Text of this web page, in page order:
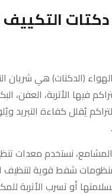
التكييف
(الدكتات) هي شريان
فيها الأتربة، العفن،
يُقلل كفاءة التبريد
نستخدم معدات
شفط قوية لتنظيف
أو تسرب الأتربة